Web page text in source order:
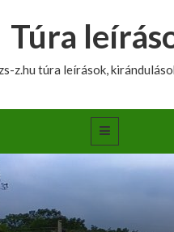
Túra
z.hu túra leírások,